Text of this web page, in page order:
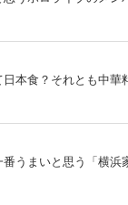
日本食？それとも中華
うまいと思う「横浜